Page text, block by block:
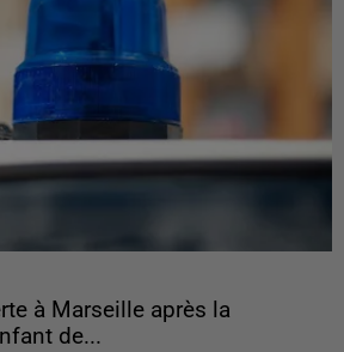
à Marseille après la
de...